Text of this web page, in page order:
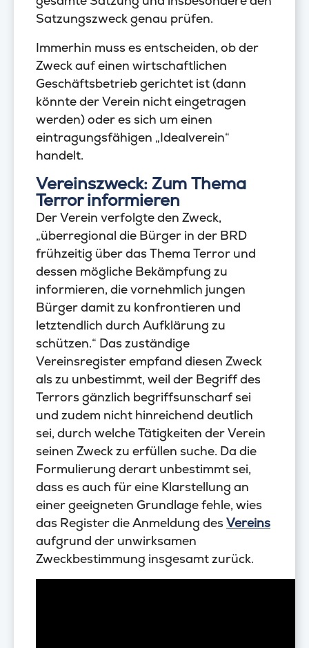
Satzungszweck genau prüfen.
Immerhin muss es entscheiden, ob der
Zweck auf einen wirtschaftlichen
Geschäftsbetrieb gerichtet ist (dann
könnte der Verein nicht eingetragen
werden) oder es sich um einen
eintragungsfähigen „Idealverein“
handelt.
Vereinszweck: Zum Thema
Terror informieren
Der Verein verfolgte den Zweck,
„überregional die Bürger in der BRD
frühzeitig über das Thema Terror und
dessen mögliche Bekämpfung zu
informieren, die vornehmlich jungen
Bürger damit zu konfrontieren und
letztendlich durch Aufklärung zu
schützen.“ Das zuständige
Vereinsregister empfand diesen Zweck
als zu unbestimmt, weil der Begriff des
Terrors gänzlich begriffsunscharf sei
und zudem nicht hinreichend deutlich
sei, durch welche Tätigkeiten der Verein
seinen Zweck zu erfüllen suche. Da die
Formulierung derart unbestimmt sei,
dass es auch für eine Klarstellung an
einer geeigneten Grundlage fehle, wies
das Register die Anmeldung desVereins
aufgrund der unwirksamen
Zweckbestimmung insgesamt zurück.